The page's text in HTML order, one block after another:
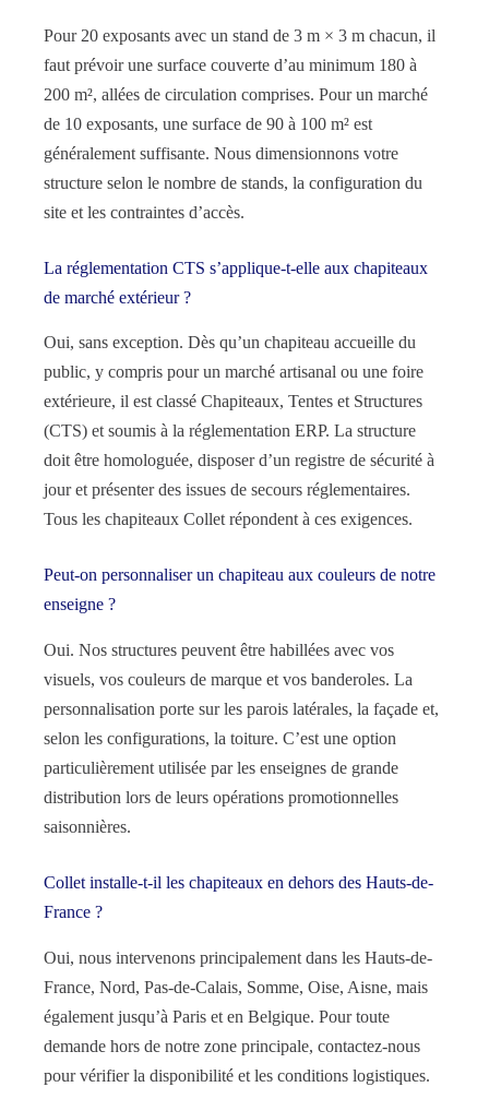
Pour 20 exposants avec un stand de 3 m × 3 m chacun, il
faut prévoir une surface couverte d’au minimum 180 à
200 m², allées de circulation comprises. Pour un marché
de 10 exposants, une surface de 90 à 100 m² est
généralement suffisante. Nous dimensionnons votre
structure selon le nombre de stands, la configuration du
site et les contraintes d’accès.
La réglementation CTS s’applique-t-elle aux chapiteaux
de marché extérieur ?
Oui, sans exception. Dès qu’un chapiteau accueille du
public, y compris pour un marché artisanal ou une foire
extérieure, il est classé Chapiteaux, Tentes et Structures
(CTS) et soumis à la réglementation ERP. La structure
doit être homologuée, disposer d’un registre de sécurité à
jour et présenter des issues de secours réglementaires.
Tous les chapiteaux Collet répondent à ces exigences.
Peut-on personnaliser un chapiteau aux couleurs de notre
enseigne ?
Oui. Nos structures peuvent être habillées avec vos
visuels, vos couleurs de marque et vos banderoles. La
personnalisation porte sur les parois latérales, la façade et,
selon les configurations, la toiture. C’est une option
particulièrement utilisée par les enseignes de grande
distribution lors de leurs opérations promotionnelles
saisonnières.
Collet installe-t-il les chapiteaux en dehors des Hauts-de-
France ?
Oui, nous intervenons principalement dans les Hauts-de-
France, Nord, Pas-de-Calais, Somme, Oise, Aisne, mais
également jusqu’à Paris et en Belgique. Pour toute
demande hors de notre zone principale, contactez-nous
pour vérifier la disponibilité et les conditions logistiques.